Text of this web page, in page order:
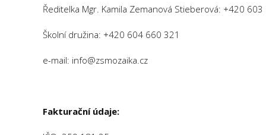
Ředitelka Mgr. Kamila Zemanová Stieberová: +420
Školní družina: +420 604 660 321
e-mail: info@zsmozaika.cz
Fakturační údaje: